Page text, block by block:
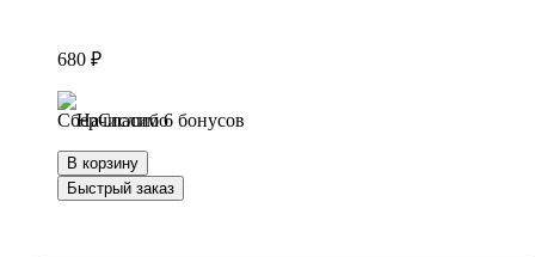
680 ₽
Начислим 6 бонусов
В корзину
Быстрый заказ